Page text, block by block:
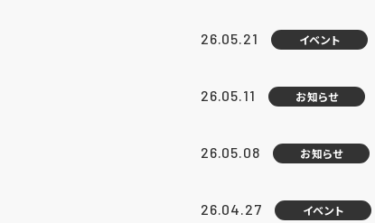
26.05.21 イベント
26.05.11 お知らせ
26.05.08 お知らせ
26.04.27 イベント